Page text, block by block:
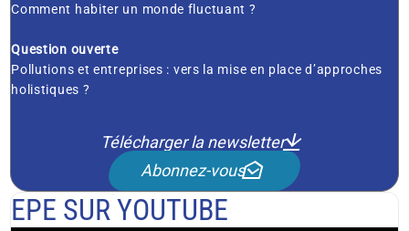
Comment habiter un monde fluctuant ?
Question ouverte
Pollutions et entreprises : vers la mise en place d’approches
holistiques ?
Télécharger la newsletter
Abonnez-vous
EPE SUR YOUTUBE